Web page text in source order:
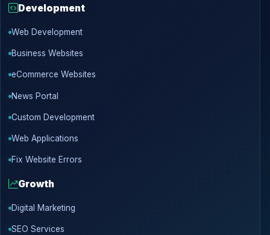
Development
Web Development
Business Websites
eCommerce Websites
News Portal
Custom Development
Web Applications
Fix Website Errors
Growth
Digital Marketing
SEO Services